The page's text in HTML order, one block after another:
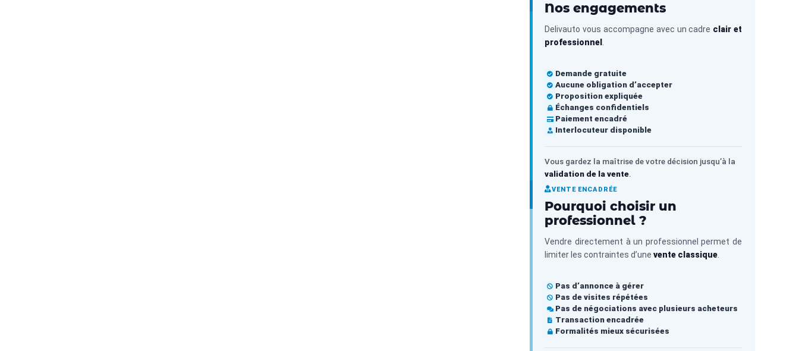
Nos engagements
Delivauto vous accompagne avec un cadre clair et
professionnel
Demande gratuite
Aucune obligation d’accepter
Proposition expliquée
Échanges confidentiels
Paiement encadré
Interlocuteur disponible
Vous gardez la maîtrise de votre décision jusqu’à la
validation de la vente
VENTE ENCADRÉE
Pourquoi choisir un
professionnel ?
Vendre directement à un professionnel permet de
limiter les contraintes d’unevente classique
Pas d’annonce à gérer
Pas de visites répétées
Pas de négociations avec plusieurs acheteurs
Transaction encadrée
Formalités mieux sécurisées